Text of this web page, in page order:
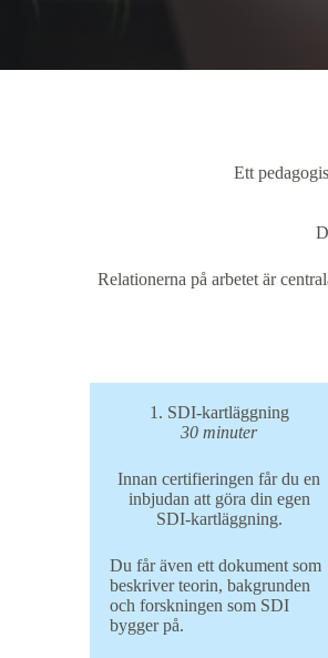
Ett
Relationerna på arbetet är
1. SDI-kartläggning
30 minuter
Innan certifieringen får du en
inbjudan att göra din egen
SDI-kartläggning.
Du får även ett dokument som
beskriver teorin, bakgrunden
och forskningen som SDI
bygger på.